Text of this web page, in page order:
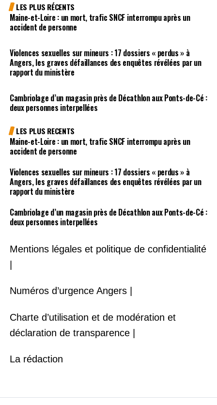
LES PLUS RÉCENTS
Maine-et-Loire : un mort, trafic SNCF interrompu après un
accident de personne
Violences sexuelles sur mineurs : 17 dossiers « perdus » à
Angers, les graves défaillances des enquêtes révélées par un
rapport du ministère
Cambriolage d’un magasin près de Décathlon aux Ponts-de-Cé :
deux personnes interpellées
LES PLUS RECENTS
Maine-et-Loire : un mort, trafic SNCF interrompu après un
accident de personne
Violences sexuelles sur mineurs : 17 dossiers « perdus » à
Angers, les graves défaillances des enquêtes révélées par un
rapport du ministère
Cambriolage d’un magasin près de Décathlon aux Ponts-de-Cé :
deux personnes interpellées
Mentions légales et politique de confidentialité
|
Numéros d’urgence Angers |
Charte d’utilisation et de modération et
déclaration de transparence |
La rédaction